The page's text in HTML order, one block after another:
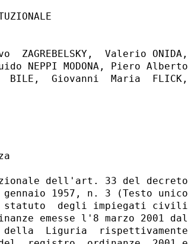
ZAGREBELSKY,  Valerio ONIDA,
NEPPI MODONA, Piero Alberto
BILE,  Giovanni  Maria  FLICK,
dell'art. 33 del decreto
1957, n. 3 (Testo unico
statuto  degli impiegati civili
emesse l'8 marzo 2001 dal
della  Liguria  rispettivamente